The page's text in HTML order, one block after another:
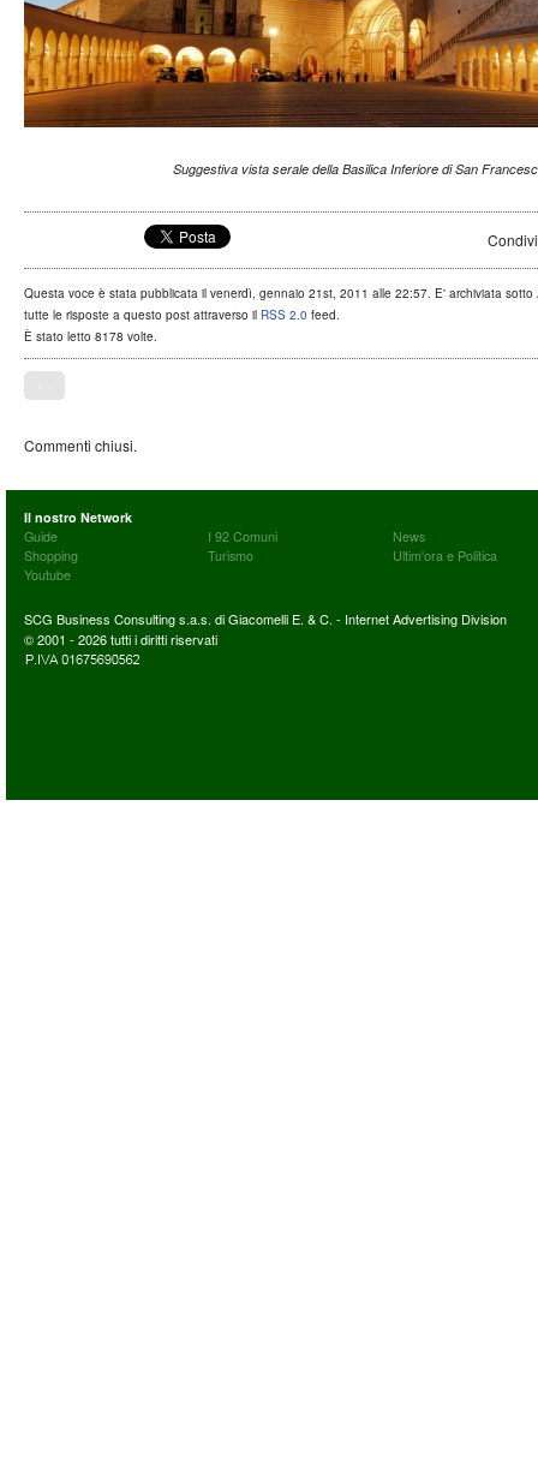
Suggestiva vista serale della Basilica Inferiore di San
Questa voce è stata pubblicata il venerdì, gennaio 21st, 2011 alle 22:57. E' archiviata sotto
tutte le risposte a questo post attraverso il RSS 2.0 feed.
È stato letto 8178 volte.
Commenti chiusi.
Il nostro Network
Guide
I 92 Comuni
News
Shopping
Turismo
Ultim'ora e Politica
Youtube
SCG Business Consulting s.a.s. di Giacomelli E. & C. - Internet Advertising Division
© 2001 - 2026 tutti i diritti riservati